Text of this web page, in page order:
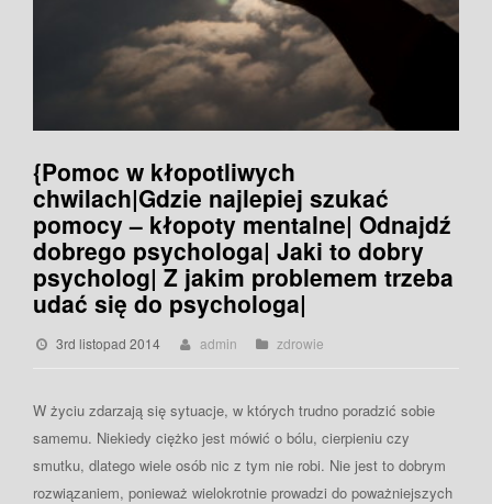
{Pomoc w kłopotliwych
chwilach|Gdzie najlepiej szukać
pomocy – kłopoty mentalne| Odnajdź
dobrego psychologa| Jaki to dobry
psycholog| Z jakim problemem trzeba
udać się do psychologa|
3rd listopad 2014 admin zdrowie
W życiu zdarzają się sytuacje, w których trudno poradzić sobie
samemu. Niekiedy ciężko jest mówić o bólu, cierpieniu czy
smutku, dlatego wiele osób nic z tym nie robi. Nie jest to dobrym
rozwiązaniem, ponieważ wielokrotnie prowadzi do poważniejszych